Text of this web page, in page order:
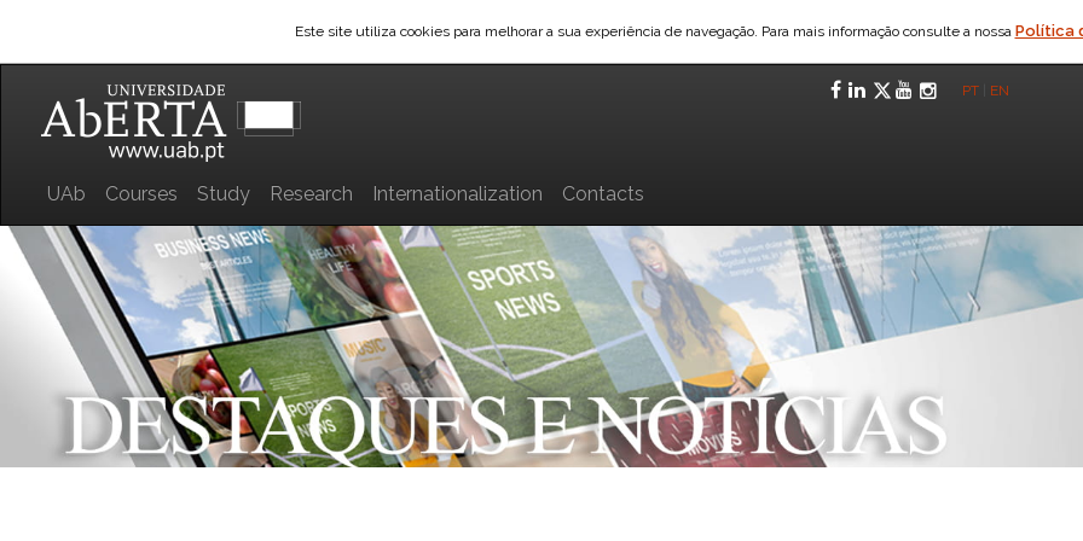
Este site utiliza cookies para melhorar a sua experiência de navegação. Para mais informação consulte a nossa Política
Facebook
LinkedIn
Twitter
YouTube
PT EN
UAb Courses Study Research Internationalization Contacts